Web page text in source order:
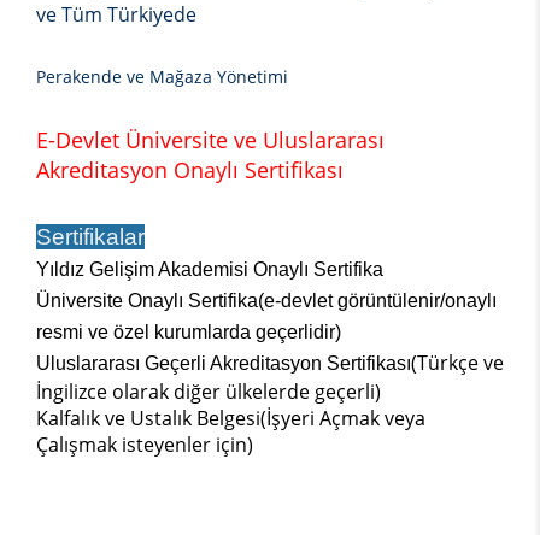
ve Tüm Türkiyede
Perakende ve Mağaza Yönetimi
E-Devlet Üniversite ve Uluslararası
Akreditasyon Onaylı Sertifikası
Sertifikalar
Yıldız Gelişim Akademisi Onaylı Sertifika
Üniversite Onaylı Sertifika(e-devlet görüntülenir/onaylı
resmi ve özel kurumlarda geçerlidir)
Uluslararası Geçerli Akreditasyon Sertifikası(Türkçe ve
İngilizce olarak diğer ülkelerde geçerli)
Kalfalık ve Ustalık Belgesi(İşyeri Açmak veya
Çalışmak isteyenler için)